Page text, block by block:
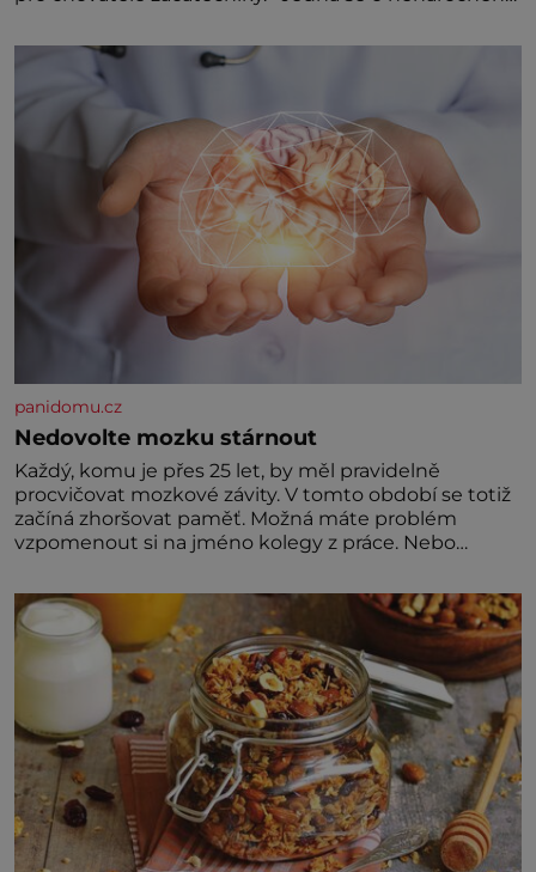
Hodně času tráví na zemi, kde sbírá zbytky semínek
Jeho domovinou je prakticky celá Austrálie s
výjimkou pobřežní oblasti.
panidomu.cz
Nedovolte mozku stárnout
Každý, komu je přes 25 let, by měl pravidelně
procvičovat mozkové závity. V tomto období se totiž
začíná zhoršovat paměť. Možná máte problém
vzpomenout si na jméno kolegy z práce. Nebo
nedávno přečetli. Je to opravdu tak, s věkem jako
kdyby se paměť rozhodla stávkovat. Cvičte